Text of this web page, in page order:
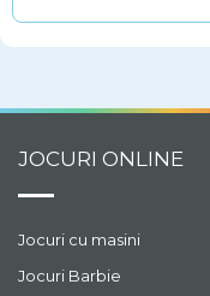
JOCURI ONLINE
Jocuri cu masini
Jocuri Barbie